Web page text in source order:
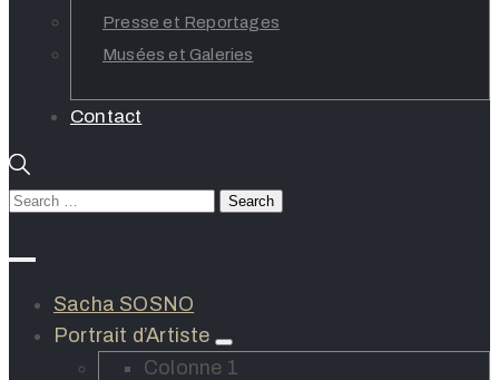
Presse et Reportages
Musées et Galeries
Contact
Sacha SOSNO
Portrait d’Artiste
Colonne 1